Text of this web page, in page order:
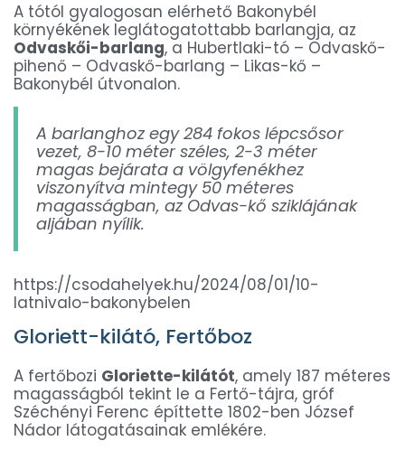
A tótól gyalogosan elérhető Bakonybél
környékének leglátogatottabb barlangja, az
Odvaskői-barlang, a Hubert­laki-­tó – Odvaskő­-
pihenő – Odvaskő-­barlang – Likas-­kő –
Bakonybél útvonalon.
A barlanghoz egy 284 fokos lépcsősor
vezet, 8-10 méter széles, 2-3 méter
magas bejárata a völgyfenékhez
viszonyítva mintegy 50 méteres
magasságban, az Odvas-kő sziklájának
aljában nyílik.
https://csodahelyek.hu/2024/08/01/10-
latnivalo-bakonybelen
Gloriett-kilátó, Fertőboz
A fertőbozi Gloriette-kilátót, amely 187 méteres
magasságból tekint le a Fertő-tájra, gróf
Széchényi Ferenc építtette 1802-ben József
Nádor látogatásainak emlékére.